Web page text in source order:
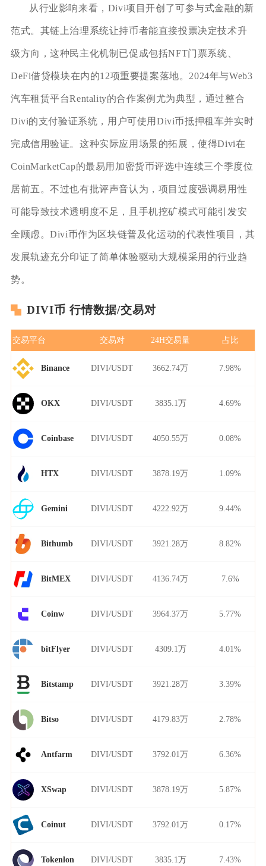
从行业影响来看，Divi项目开创了可参与式金融的新
范式。其链上治理系统让持币者能直接投票决定技术升
级方向，这种民主化机制已促成包括NFT门票系统、
DeFi借贷模块在内的12项重要提案落地。2024年与Web3
汽车租赁平台Rentality的合作案例尤为典型，通过整合
Divi的支付验证系统，用户可使用Divi币抵押租车并实时
完成信用验证。这种实际应用场景的拓展，使得Divi在
CoinMarketCap的最易用加密货币评选中连续三个季度位
居前五。不过也有批评声音认为，项目过度强调易用性
可能导致技术透明度不足，且手机挖矿模式可能引发安
全顾虑。Divi币作为区块链普及化运动的代表性项目，其
发展轨迹充分印证了简单体验驱动大规模采用的行业趋
势。
DIVI币 行情数据/交易对
交易平台 交易对 24H交易量 占比
Binance DIVI/USDT 3662.74万 7.98%
OKX DIVI/USDT 3835.1万 4.69%
Coinbase DIVI/USDT 4050.55万 0.08%
HTX DIVI/USDT 3878.19万 1.09%
Gemini DIVI/USDT 4222.92万 9.44%
Bithumb DIVI/USDT 3921.28万 8.82%
BitMEX DIVI/USDT 4136.74万 7.6%
Coinw DIVI/USDT 3964.37万 5.77%
bitFlyer DIVI/USDT 4309.1万 4.01%
Bitstamp DIVI/USDT 3921.28万 3.39%
Bitso DIVI/USDT 4179.83万 2.78%
Antfarm DIVI/USDT 3792.01万 6.36%
XSwap DIVI/USDT 3878.19万 5.87%
Coinut DIVI/USDT 3792.01万 0.17%
Tokenlon DIVI/USDT 3835.1万 7.43%